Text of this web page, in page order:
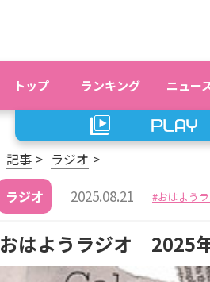
トップ ランキング ニュー
記事
ラジオ
ラジオ
2025.08.21 おはよう
おはようラジオ 2025